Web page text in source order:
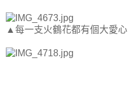
▲每一支火鶴花都有個大愛心